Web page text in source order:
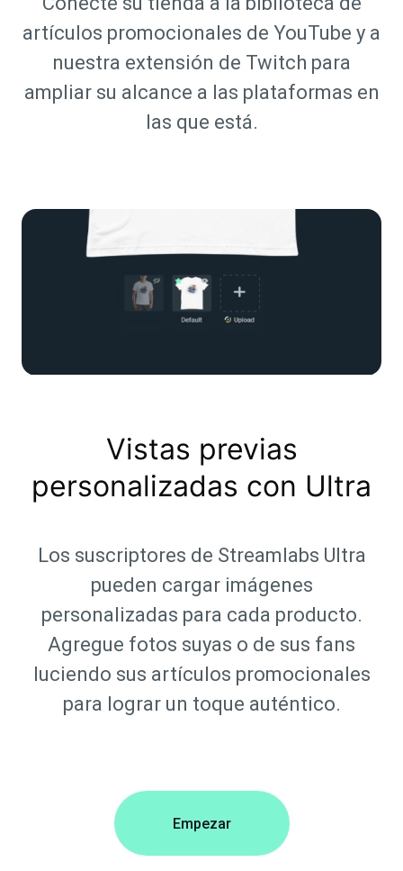
artículos promocionales de YouTube y a
nuestra extensión de Twitch para
ampliar su alcance a las plataformas en
las que está.
Vistas previas
personalizadas con Ultra
Los suscriptores de Streamlabs Ultra
pueden cargar imágenes
personalizadas para cada producto.
Agregue fotos suyas o de sus fans
luciendo sus artículos promocionales
para lograr un toque auténtico.
Empezar